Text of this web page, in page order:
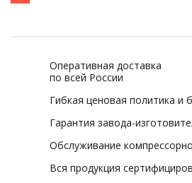
Оперативная доставка
по всей России
Гибкая ценовая политика и
Гарантия завода-
Обслуживание
Вся продукция